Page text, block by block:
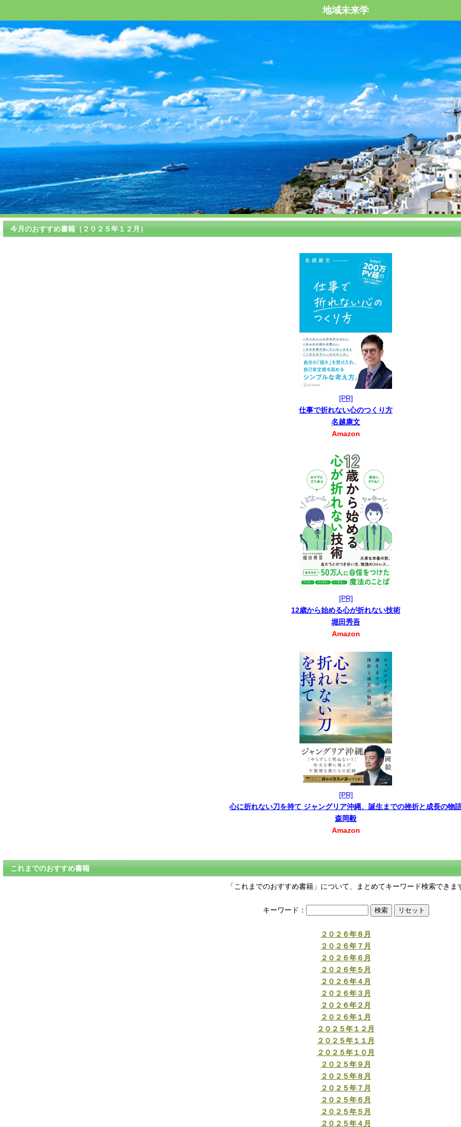
地域未来学
今月のおすすめ書籍（２０２５年１２月）
[PR]
仕事で折れない心のつくり方
名越康文
Amazon
[PR]
12歳から始める心が折れない技術
堀田秀吾
Amazon
[PR]
心に折れない刀を持て ジャングリア沖縄、誕生までの挫折と成長の物
森岡毅
Amazon
これまでのおすすめ書籍
「これまでのおすすめ書籍」について、まとめてキーワード検索できま
キーワード：
２０２６年８月
２０２６年７月
２０２６年６月
２０２６年５月
２０２６年４月
２０２６年３月
２０２６年２月
２０２６年１月
２０２５年１２月
２０２５年１１月
２０２５年１０月
２０２５年９月
２０２５年８月
２０２５年７月
２０２５年６月
２０２５年５月
２０２５年４月